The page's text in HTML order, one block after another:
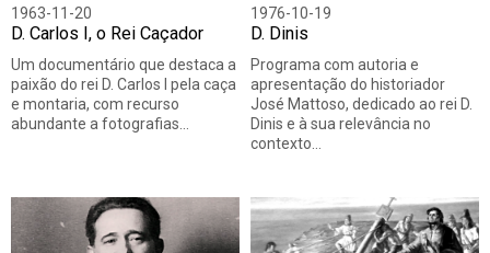
1963-11-20
D. Carlos I, o Rei Caçador
Um documentário que destaca a
paixão do rei D. Carlos I pela caça
e montaria, com recurso
abundante a fotografias…
1976-10-19
D. Dinis
Programa com autoria e
apresentação do historiador
José Mattoso, dedicado ao rei D.
Dinis e à sua relevância no
contexto…